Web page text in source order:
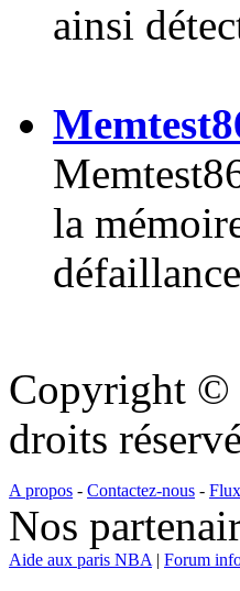
ainsi
la
Copyright ©
droits
A propos - Contactez-nous -
Nos
Aide aux paris NBA | Forum